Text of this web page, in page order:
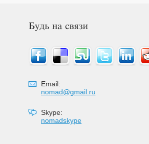
Email:
nomad@gmail.ru
Skype:
nomadskype